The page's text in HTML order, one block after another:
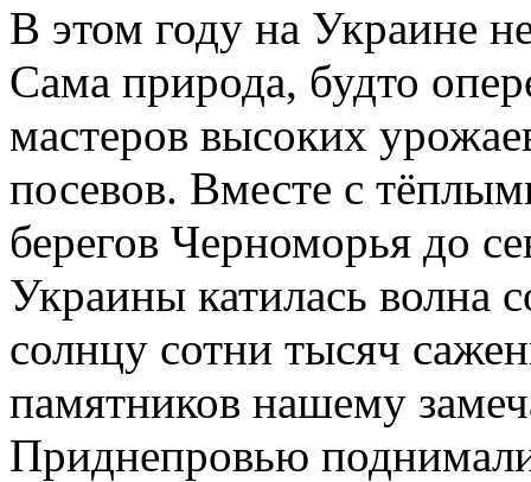
В этом году на Украине
Сама природа, будто
мастеров высоких
посевов. Вместе с
берегов Черноморья до
Украины катилась волна
солнцу сотни тысяч
памятников нашему
Приднепровью